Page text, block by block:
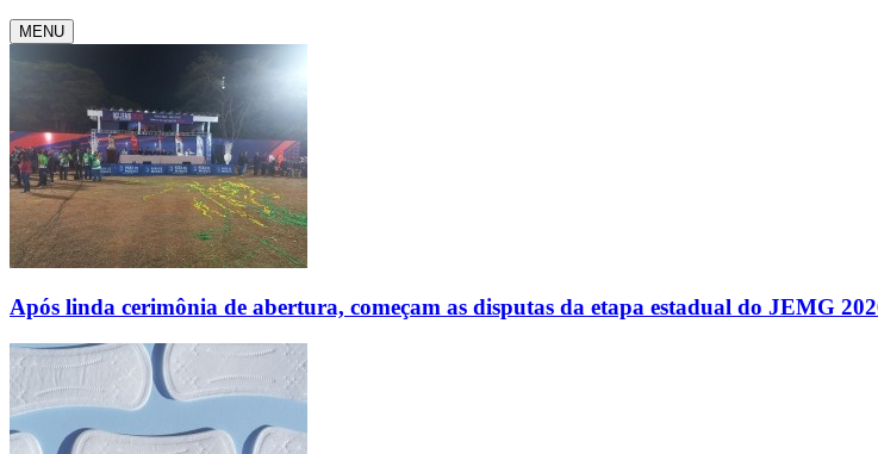
MENU
Após linda cerimônia de abertura, começam as disputas da etapa estadual do JEMG